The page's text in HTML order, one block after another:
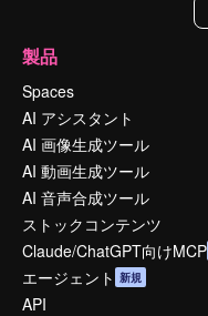
製品
Spaces
AI アシスタント
AI 画像生成ツール
AI 動画生成ツール
AI 音声合成ツール
ストックコンテンツ
Claude/ChatGPT向けMCP
エージェント 新規
API